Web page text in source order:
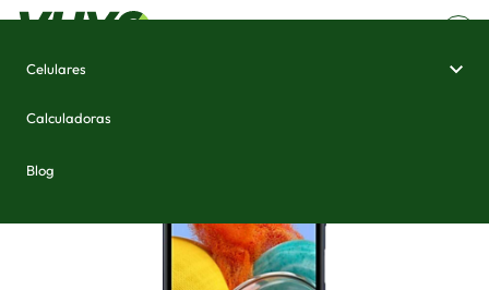
Celulares
Calculadoras
Blog